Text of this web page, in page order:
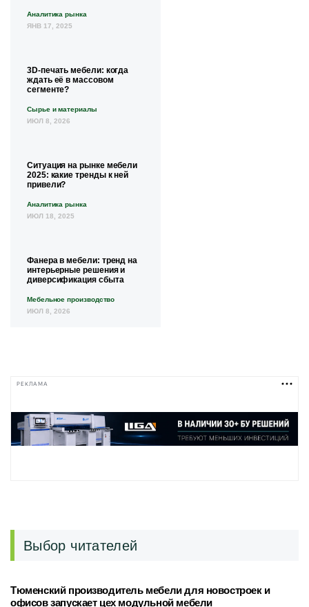
Аналитика рынка
ЯНВ 17, 2025
3D-печать мебели: когда
ждать её в массовом
сегменте?
Сырье и материалы
ИЮЛ 8, 2026
Ситуация на рынке мебели
2025: какие тренды к ней
привели?
Аналитика рынка
ИЮЛ 18, 2025
Фанера в мебели: тренд на
интерьерные решения и
диверсификация сбыта
Мебельное производство
ИЮЛ 8, 2026
РЕКЛАМА
Выбор читателей
Тюменский производитель мебели для новостроек и
офисов запускает цех модульной мебели